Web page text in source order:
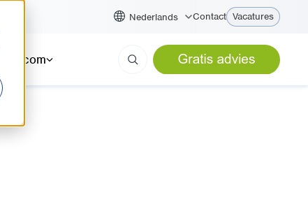
Nederlands Contact Vacatures
Oxycom